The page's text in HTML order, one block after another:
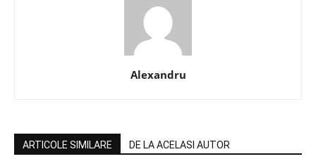
Alexandru
ARTICOLE SIMILARE DE LA ACELASI AUTOR